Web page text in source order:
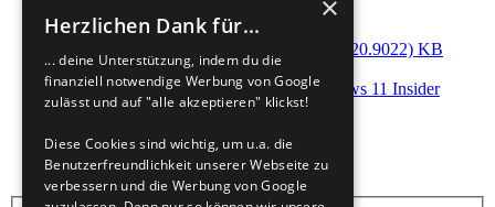
Windows 11 Pro Version 25H2 (Build 26220.9022) KB
5101683
vonseipe»01.08.2026, 12:33» inWindows 11 Insider
10 Antworten
Letzter BeitragvonHarzer
03.08.2026, 15:18
×
Herzlichen Dank für...
... deine Unterstützung, indem du die
finanziell notwendige Werbung von Google
zulässt und auf "alle akzeptieren" klickst!
Diese Cookies sind wichtig, um u.a. die
Benutzerfreundlichkeit unserer Webseite zu
verbessern und die Werbung von Google